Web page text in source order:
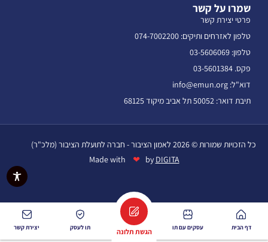
שמרו על קשר
פרטי יצירת קשר
טלפון לאזרחים ותיקים: 074-7002200
טלפון: 03-5606069
פקס. 03-5601384
דוא"ל: info@emun.org
תיבת דואר: 50052 תל אביב מיקוד 68125
כל הזכויות שמורות © 2026 לאמון הציבור - חברה לתועלת הציבור (מלכ"ר)
Made with
❤ by DIGITA
דף הבית עסקים עם תו הגשת תלונה תו לעסק יצירת קשר